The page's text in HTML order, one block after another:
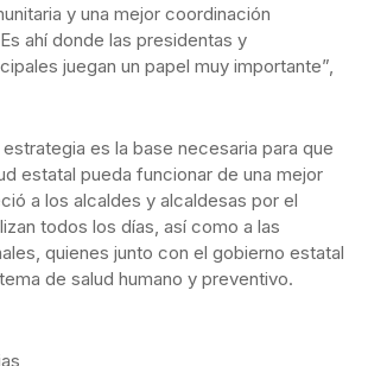
y una mejor coordinación
ahí donde las presidentas y
juegan un papel muy importante”,
es la base necesaria para que
estatal pueda funcionar de una mejor
a los alcaldes y alcaldesas por el
todos los días, así como a las
quienes junto con el gobierno estatal
de salud humano y preventivo.